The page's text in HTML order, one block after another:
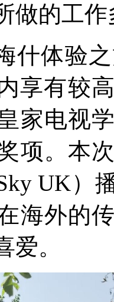
做的工
什体验
享有较
家电视
项。本
UK）
海外的
。